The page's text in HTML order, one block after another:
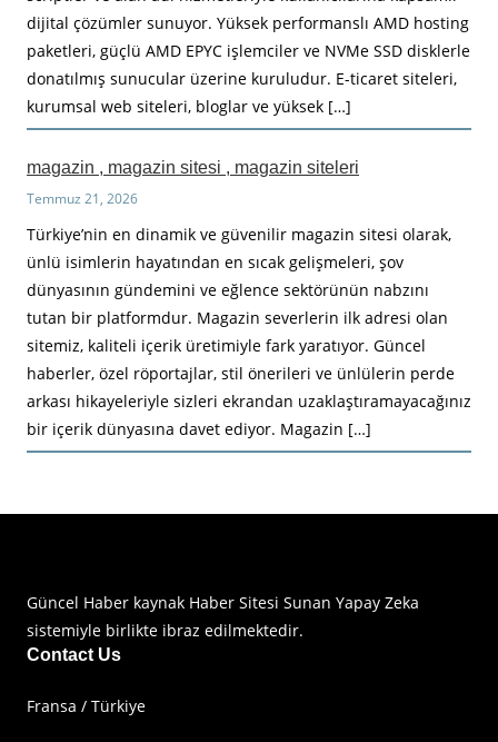
dijital çözümler sunuyor. Yüksek performanslı AMD hosting
paketleri, güçlü AMD EPYC işlemciler ve NVMe SSD disklerle
donatılmış sunucular üzerine kuruludur. E-ticaret siteleri,
kurumsal web siteleri, bloglar ve yüksek […]
magazin , magazin sitesi , magazin siteleri
Temmuz 21, 2026
Türkiye’nin en dinamik ve güvenilir magazin sitesi olarak,
ünlü isimlerin hayatından en sıcak gelişmeleri, şov
dünyasının gündemini ve eğlence sektörünün nabzını
tutan bir platformdur. Magazin severlerin ilk adresi olan
sitemiz, kaliteli içerik üretimiyle fark yaratıyor. Güncel
haberler, özel röportajlar, stil önerileri ve ünlülerin perde
arkası hikayeleriyle sizleri ekrandan uzaklaştıramayacağınız
bir içerik dünyasına davet ediyor. Magazin […]
Güncel Haber kaynak Haber Sitesi Sunan Yapay Zeka
sistemiyle birlikte ibraz edilmektedir.
Contact Us
Fransa / Türkiye